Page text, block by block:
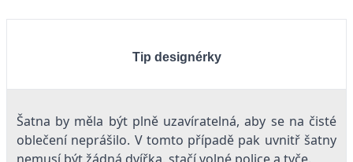
Tip designérky
Šatna by měla být plně uzavíratelná, aby se na čisté
oblečení neprášilo. V tomto případě pak uvnitř šatny